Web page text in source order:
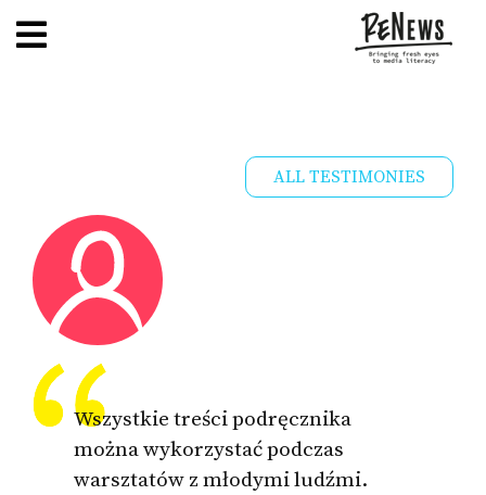
ALL TESTIMONIES
Wszystkie treści podręcznika
można wykorzystać podczas
warsztatów z młodymi ludźmi.